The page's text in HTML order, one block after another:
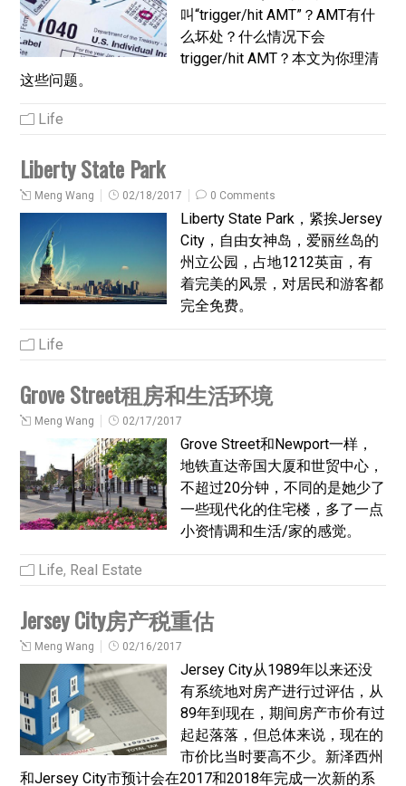
叫“trigger/hit AMT”？AMT有什
么坏处？什么情况下会
trigger/hit AMT？本文为你理清
这些问题。
Life
Liberty State Park
Meng Wang 02/18/2017 0 Comments
Liberty State Park，紧挨Jersey
City，自由女神岛，爱丽丝岛的
州立公园，占地1212英亩，有
着完美的风景，对居民和游客都
完全免费。
Life
Grove Street租房和生活环境
Meng Wang 02/17/2017
Grove Street和Newport一样，
地铁直达帝国大厦和世贸中心，
不超过20分钟，不同的是她少了
一些现代化的住宅楼，多了一点
小资情调和生活/家的感觉。
Life, Real Estate
Jersey City房产税重估
Meng Wang 02/16/2017
Jersey City从1989年以来还没
有系统地对房产进行过评估，从
89年到现在，期间房产市价有过
起起落落，但总体来说，现在的
市价比当时要高不少。新泽西州
和Jersey City市预计会在2017和2018年完成一次新的系